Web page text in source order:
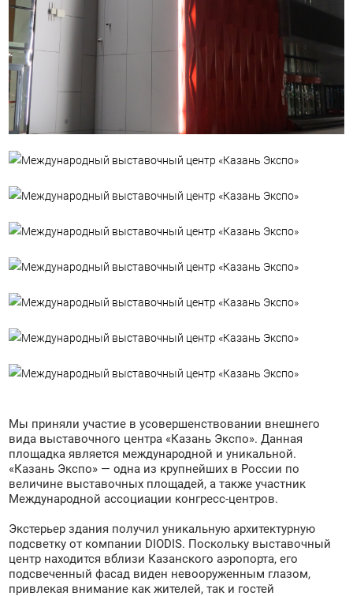
Мы приняли участие в усовершенствовании внешнего
вида выставочного центра «Казань Экспо». Данная
площадка является международной и уникальной.
«Казань Экспо» — одна из крупнейших в России по
величине выставочных площадей, а также участник
Международной ассоциации конгресс-центров.
Экстерьер здания получил уникальную архитектурную
подсветку от компании DIODIS. Поскольку выставочный
центр находится вблизи Казанского аэропорта, его
подсвеченный фасад виден невооруженным глазом,
привлекая внимание как жителей, так и гостей